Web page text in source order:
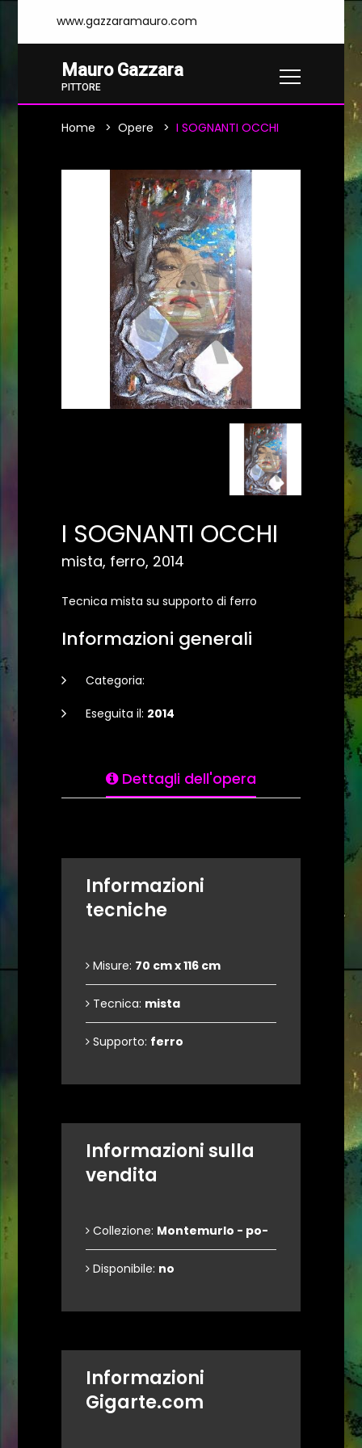
www.gazzaramauro.com
Mauro Gazzara
PITTORE
Home Opere I SOGNANTI OCCHI
I SOGNANTI OCCHI
mista, ferro, 2014
Tecnica mista su supporto di ferro
Informazioni generali
Categoria:
Eseguita il: 2014
Dettagli dell'opera
Informazioni
tecniche
Misure: 70 cm x 116 cm
Tecnica: mista
Supporto: ferro
Informazioni sulla
vendita
Collezione: Montemurlo - po-
Disponibile: no
Informazioni
Gigarte.com